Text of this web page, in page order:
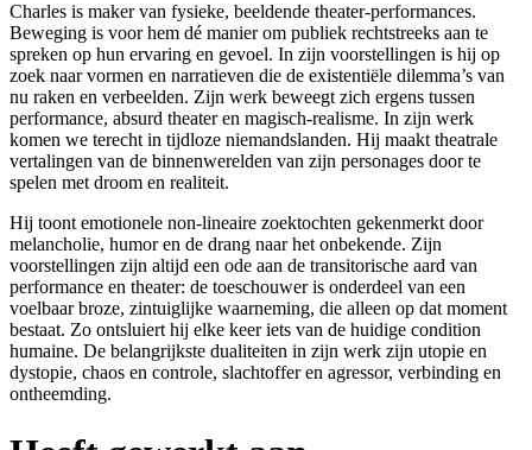
Charles is maker van fysieke, beeldende theater-performances.
Beweging is voor hem dé manier om publiek rechtstreeks aan te
spreken op hun ervaring en gevoel. In zijn voorstellingen is hij op
zoek naar vormen en narratieven die de existentiële dilemma’s van
nu raken en verbeelden. Zijn werk beweegt zich ergens tussen
performance, absurd theater en magisch-realisme. In zijn werk
komen we terecht in tijdloze niemandslanden. Hij maakt theatrale
vertalingen van de binnenwerelden van zijn personages door te
spelen met droom en realiteit.
Hij toont emotionele non-lineaire zoektochten gekenmerkt door
melancholie, humor en de drang naar het onbekende. Zijn
voorstellingen zijn altijd een ode aan de transitorische aard van
performance en theater: de toeschouwer is onderdeel van een
voelbaar broze, zintuiglijke waarneming, die alleen op dat moment
bestaat. Zo ontsluiert hij elke keer iets van de huidige condition
humaine. De belangrijkste dualiteiten in zijn werk zijn utopie en
dystopie, chaos en controle, slachtoffer en agressor, verbinding en
ontheemding.